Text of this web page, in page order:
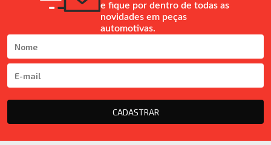
e fique por dentro de todas as
novidades em peças
automotivas.
CADASTRAR